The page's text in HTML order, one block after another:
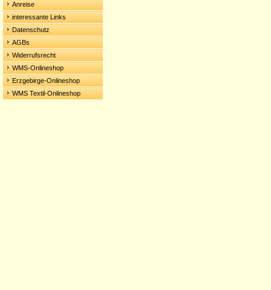
Anreise
interessante Links
Datenschutz
AGBs
Widerrufsrecht
WMS-Onlineshop
Erzgebirge-Onlineshop
WMS Textil-Onlineshop